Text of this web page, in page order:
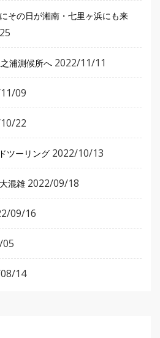
その日が湘南・七里ヶ浜にも来
浦測候所へ 2022/11/11
09
22
ツーリング 2022/10/13
混雑 2022/09/18
09/16
14